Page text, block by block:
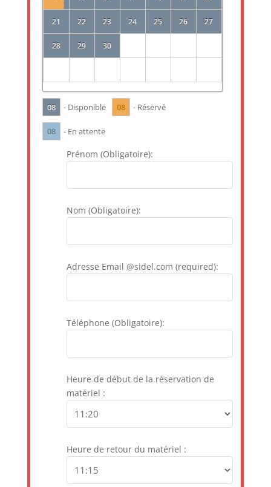
21 22 23 24 25 26 27
28 29 30
08 - Disponible 08 - Réservé
08 - En attente
Prénom (Obligatoire):
Nom (Obligatoire):
Adresse Email @sidel.com (required):
Téléphone (Obligatoire):
Heure de début de la réservation de
matériel :
Heure de retour du matériel :